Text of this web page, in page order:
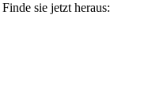
Finde sie jetzt heraus: